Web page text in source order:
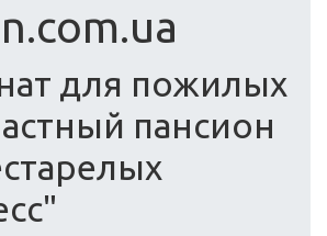
для пожилых
пансион